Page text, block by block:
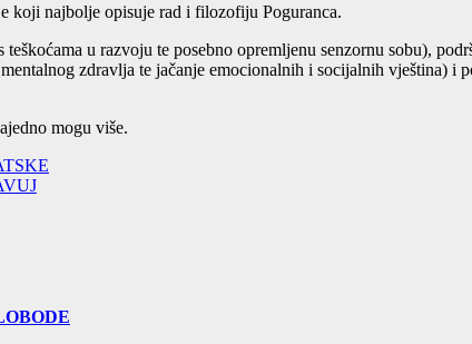
koji najbolje opisuje rad i filozofiju Poguranca.
u razvoju te posebno opremljenu senzornu sobu),
zdravlja te jačanje emocionalnih i socijalnih vještina)
mogu više.